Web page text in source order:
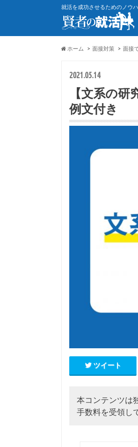
就活を成功させるためのノウ
ホーム 面接対策 面接
2021.05.14
【文系の
例文付き
ツイート
本コンテンツは
手数料を受領し